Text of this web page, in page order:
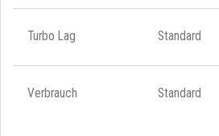
Turbo Lag Standard
Verbrauch Standard